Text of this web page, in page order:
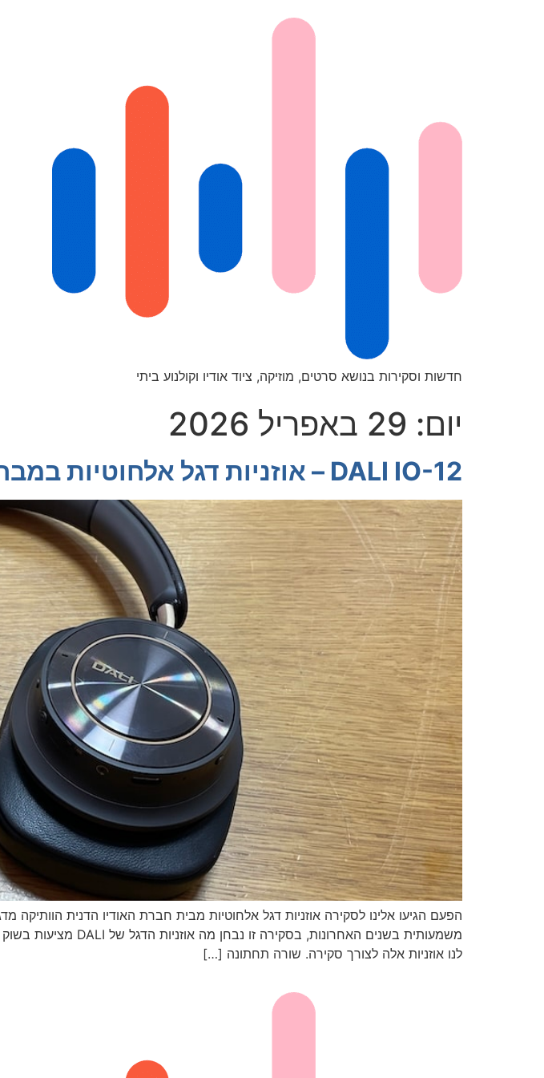
חדשות וסקירות בנושא סרטים, מוזיקה, ציוד אודיו וקולנוע ביתי
יום: 29 באפריל 2026
DALI IO-12 – אוזניות דגל אלחוטיות במבחן
לנו אוזניות אלה לצורך סקירה. שורה תחתונה […]